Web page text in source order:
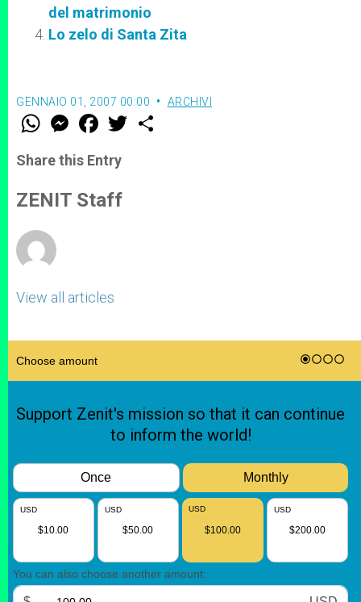
del matrimonio
Lo zelo di Santa Zita
GENNAIO 01, 2007 00:00 ARCHIVI
W
t
s
p
p
M
e
s
e
g
e
F
a
e
b
o
k
w
Share this Entry
ZENIT Staff
View all articles